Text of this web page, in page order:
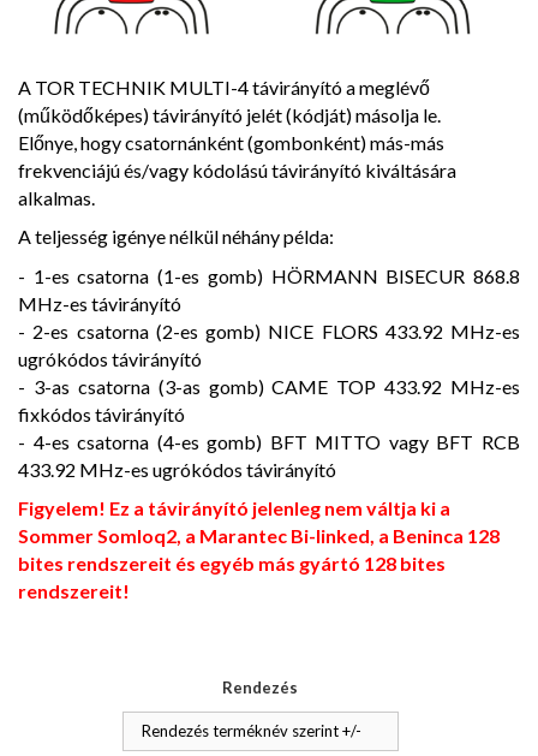
A TOR TECHNIK MULTI-4 távirányító a meglévő
(működőképes) távirányító jelét (kódját) másolja le.
Előnye, hogy csatornánként (gombonként) más-más
frekvenciájú és/vagy kódolású távirányító kiváltására
alkalmas.
A teljesség igénye nélkül néhány példa:
- 1-es csatorna (1-es gomb) HÖRMANN BISECUR 868.8
MHz-es távirányító
- 2-es csatorna (2-es gomb) NICE FLORS 433.92 MHz-es
ugrókódos távirányító
- 3-as csatorna (3-as gomb) CAME TOP 433.92 MHz-es
fixkódos távirányító
- 4-es csatorna (4-es gomb) BFT MITTO vagy BFT RCB
433.92 MHz-es ugrókódos távirányító
Figyelem! Ez a távirányító jelenleg nem váltja ki a
Sommer Somloq2, a Marantec Bi-linked, a Beninca 128
bites rendszereit és egyéb más gyártó 128 bites
rendszereit!
Rendezés
Rendezés terméknév szerint +/-